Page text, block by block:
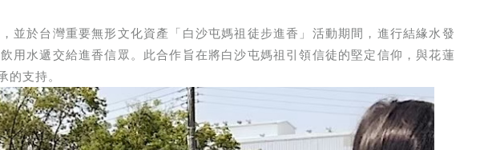
，並於台灣重要無形文化資產「白沙屯媽祖徒步進香」活動期間，進行結緣水發
飲用水遞交給進香信眾。此合作旨在將白沙屯媽祖引領信徒的堅定信仰，與花蓮
的支持。